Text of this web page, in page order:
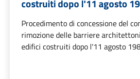
costruiti dopo l'11 agosto
Procedimento di concessione del
rimozione delle barriere
edifici costruiti dopo l'11 agosto